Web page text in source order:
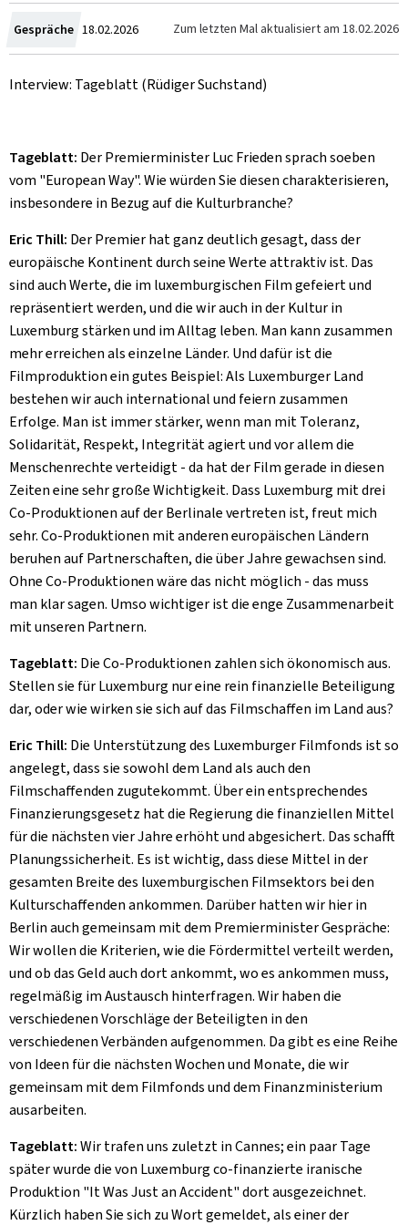
Gespräche Zum
18.02.2026 Zum letzten Mal aktualisiert am 18.02.2026
Interview: Tageblatt (Rüdiger Suchstand)
Tageblatt: Der Premierminister Luc Frieden sprach soeben
vom "European Way". Wie würden Sie diesen charakterisieren,
insbesondere in Bezug auf die Kulturbranche?
Eric Thill: Der Premier hat ganz deutlich gesagt, dass der
europäische Kontinent durch seine Werte attraktiv ist. Das
sind auch Werte, die im luxemburgischen Film gefeiert und
repräsentiert werden, und die wir auch in der Kultur in
Luxemburg stärken und im Alltag leben. Man kann zusammen
mehr erreichen als einzelne Länder. Und dafür ist die
Filmproduktion ein gutes Beispiel: Als Luxemburger Land
bestehen wir auch international und feiern zusammen
Erfolge. Man ist immer stärker, wenn man mit Toleranz,
Solidarität, Respekt, Integrität agiert und vor allem die
Menschenrechte verteidigt - da hat der Film gerade in diesen
Zeiten eine sehr große Wichtigkeit. Dass Luxemburg mit drei
Co-Produktionen auf der Berlinale vertreten ist, freut mich
sehr. Co-Produktionen mit anderen europäischen Ländern
beruhen auf Partnerschaften, die über Jahre gewachsen sind.
Ohne Co-Produktionen wäre das nicht möglich - das muss
man klar sagen. Umso wichtiger ist die enge Zusammenarbeit
mit unseren Partnern.
Tageblatt: Die Co-Produktionen zahlen sich ökonomisch aus.
Stellen sie für Luxemburg nur eine rein finanzielle Beteiligung
dar, oder wie wirken sie sich auf das Filmschaffen im Land aus?
Eric Thill: Die Unterstützung des Luxemburger Filmfonds ist so
angelegt, dass sie sowohl dem Land als auch den
Filmschaffenden zugutekommt. Über ein entsprechendes
Finanzierungsgesetz hat die Regierung die finanziellen Mittel
für die nächsten vier Jahre erhöht und abgesichert. Das schafft
Planungssicherheit. Es ist wichtig, dass diese Mittel in der
gesamten Breite des luxemburgischen Filmsektors bei den
Kulturschaffenden ankommen. Darüber hatten wir hier in
Berlin auch gemeinsam mit dem Premierminister Gespräche:
Wir wollen die Kriterien, wie die Fördermittel verteilt werden,
und ob das Geld auch dort ankommt, wo es ankommen muss,
regelmäßig im Austausch hinterfragen. Wir haben die
verschiedenen Vorschläge der Beteiligten in den
verschiedenen Verbänden aufgenommen. Da gibt es eine Reihe
von Ideen für die nächsten Wochen und Monate, die wir
gemeinsam mit dem Filmfonds und dem Finanzministerium
ausarbeiten.
Tageblatt:Wir trafen uns zuletzt in Cannes; ein paar Tage
später wurde die von Luxemburg co-finanzierte iranische
Produktion "It Was Just an Accident" dort ausgezeichnet.
Kürzlich haben Sie sich zu Wort gemeldet, als einer der